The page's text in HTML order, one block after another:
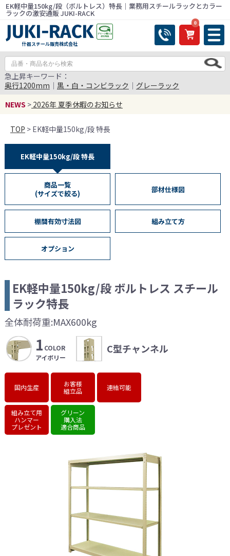
EK軽中量150kg/段（ボルトレス）特長｜業務用スチールラックとカラー
ラックの激安通販 JUKI-RACK
什器スチール販売株式会社
0
急上昇キーワード：
奥行1200mm ｜ 黒・白・コンビラック ｜ グレーラック
NEWS > 2026年 夏季休暇のお知らせ
TOP > EK軽中量150kg/段 特長
EK軽中量150kg/段 特長
商品一覧
(サイズで絞る)
部材仕様図
棚間有効寸法図 組み立て方
オプション
EK軽中量150kg/段 ボルトレス スチール
ラック特長
全体耐荷重:MAX600kg
1 COLOR
アイボリー
C型チャンネル
国内生産
お客様
組立品
連結可能
組み立て用
ハンマー
プレゼント
グリーン
購入法
適合商品